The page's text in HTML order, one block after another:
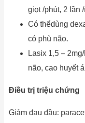
giọt /phút, 2 lần
Có thểdùng
có phù não.
Lasix 1,5 –
não, cao huyết
Điều trị triệu chứng
Giảm đau đầu: